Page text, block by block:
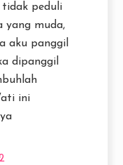
tidak peduli
yang muda,
aku panggil
dipanggil
ini